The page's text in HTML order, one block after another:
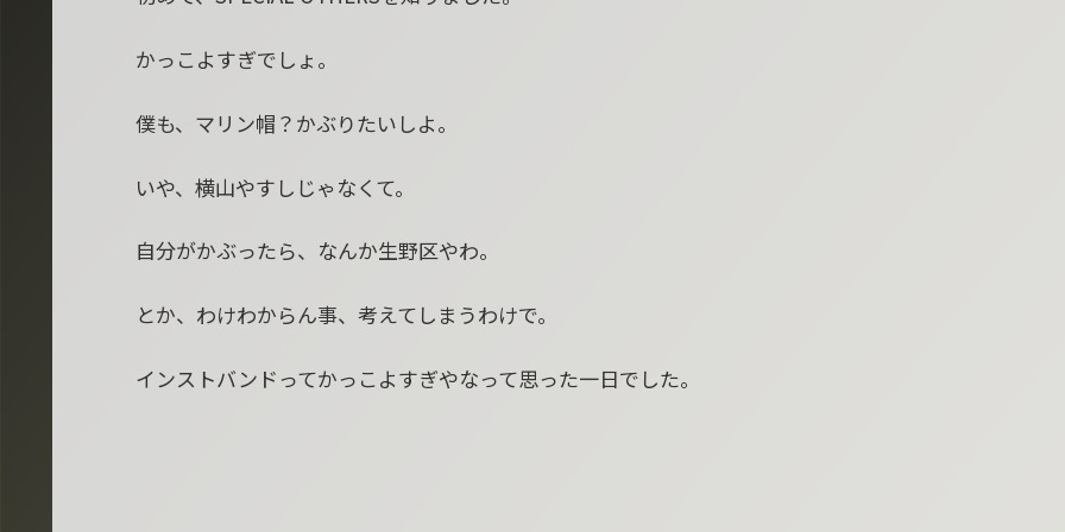
かっこよすぎでしょ。
僕も、マリン帽？かぶりたいしよ。
いや、横山やすしじゃなくて。
自分がかぶったら、なんか生野区やわ。
とか、わけわからん事、考えてしまうわけで。
インストバンドってかっこよすぎやなって思った一日でした。